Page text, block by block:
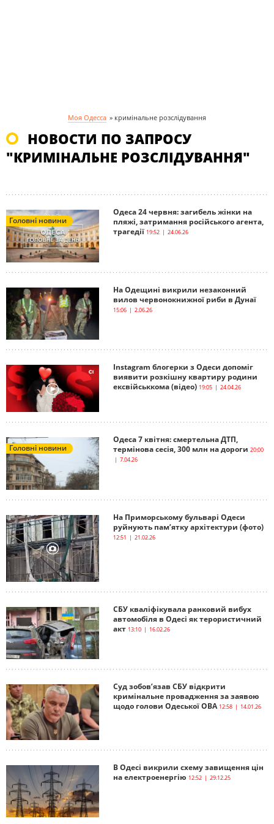
Моя Одесса » кримінальне розслідування
НОВОСТИ ПО ЗАПРОСУ
"КРИМІНАЛЬНЕ РОЗСЛІДУВАННЯ"
Головні новини
Одеса 24 червня: загибель жінки на
пляжі, затримання російського агента,
трагедії 19:52 | 24.06.26
На Одещині викрили незаконний
вилов червонокнижної риби в Дунаї
15:06 | 2.06.26
Instagram блогерки з Одеси допоміг
виявити розкішну квартиру родини
ексвійськкома (відео) 19:05 | 24.04.26
Головні новини
Одеса 7 квітня: смертельна ДТП,
термінова сесія, 300 млн на дороги 20:00
| 7.04.26
На Приморському бульварі Одеси
руйнують пам’ятку архітектури (фото)
12:51 | 21.02.26
СБУ кваліфікувала ранковий вибух
автомобіля в Одесі як терористичний
акт 13:10 | 16.02.26
Суд зобов’язав СБУ відкрити
кримінальне провадження за заявою
щодо голови Одеської ОВА 12:58 | 14.01.26
В Одесі викрили схему завищення цін
на електроенергію 12:52 | 29.12.25